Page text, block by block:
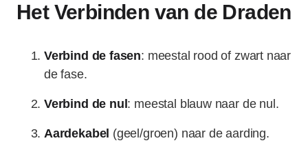
Het Verbinden van de Draden
Verbind de fasen: meestal rood of zwart naar
de fase.
Verbind de nul : meestal blauw naar de nul.
Aardekabel (geel/groen) naar de aarding.